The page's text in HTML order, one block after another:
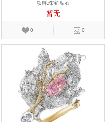
项链,珠宝,钻石
暂无
0 0